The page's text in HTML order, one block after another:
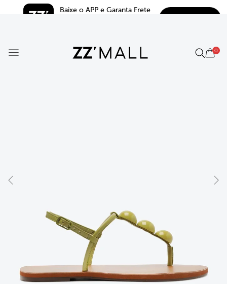
Baixe o APP e Garanta Frete
0